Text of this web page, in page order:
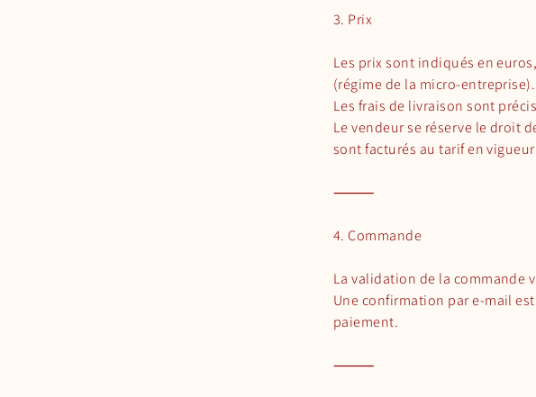
3. Prix
Les prix sont indiqués en
(régime de la micro-entreprise).
Les frais de livraison sont
Le vendeur se réserve le droit
sont facturés au tarif en
⸻
4. Commande
La validation de la commande
Une confirmation par e-mail
paiement.
⸻